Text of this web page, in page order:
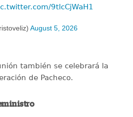
9tlcCjWaH1
August 5, 2026
también se celebrará la
de Pacheco.